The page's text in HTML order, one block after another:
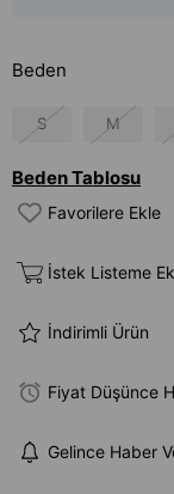
Beden
S M
Beden Tablosu
Favorilere Ekle
İstek Listeme
İndirimli Ürün
Fiyat Düşünce
Gelince Haber